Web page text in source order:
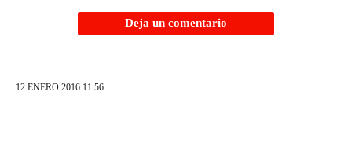
Deja un comentario
12 ENERO 2016 11:56